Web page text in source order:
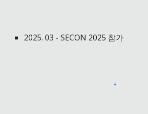
2025. 03 -SECON 2025 참가